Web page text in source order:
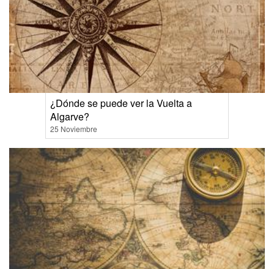
¿Dónde se puede ver la Vuelta a
Algarve?
25 Noviembre